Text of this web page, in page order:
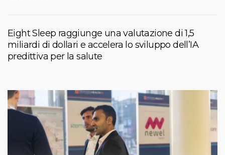
Eight Sleep raggiunge una valutazione di 1,5
miliardi di dollari e accelera lo sviluppo dell’IA
predittiva per la salute